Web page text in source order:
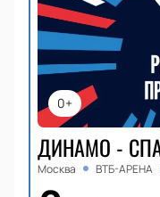
0+
ДИНАМО -
Москва ВТБ-АРЕНА